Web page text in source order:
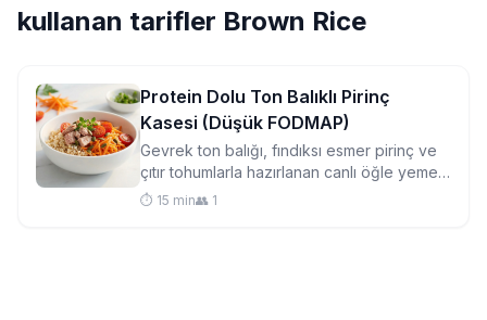
kullanan tarifler Brown Rice
Protein Dolu Ton Balıklı Pirinç
Kasesi (Düşük FODMAP)
Gevrek ton balığı, fındıksı esmer pirinç ve
çıtır tohumlarla hazırlanan canlı öğle yemeği
kasesi—öğün hazırlığı için mükemmel ve
⏱️ 15 min👥 1